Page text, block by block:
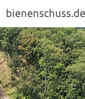
bienenschuss.de